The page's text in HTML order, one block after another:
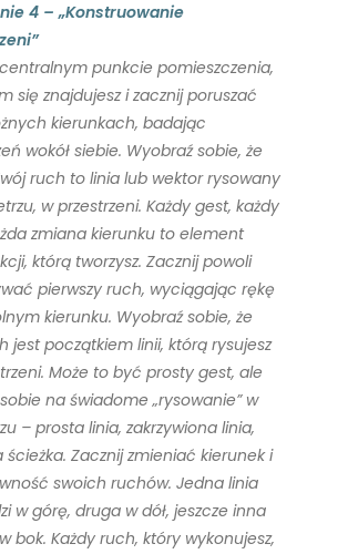
4 – „Konstruowanie
punkcie pomieszczenia,
się znajdujesz i zacznij poruszać
kierunkach, badając
wokół siebie. Wyobraź sobie, że
ruch to linia lub wektor rysowany
w przestrzeni. Każdy gest, każdy
zmiana kierunku to element
którą tworzysz. Zacznij powoli
pierwszy ruch, wyciągając rękę
kierunku. Wyobraź sobie, że
jest początkiem linii, którą rysujesz
Może to być prosty gest, ale
na świadome „rysowanie” w
– prosta linia, zakrzywiona linia,
ścieżka. Zacznij zmieniać kierunek i
swoich ruchów. Jedna linia
w górę, druga w dół, jeszcze inna
bok. Każdy ruch, który wykonujesz,